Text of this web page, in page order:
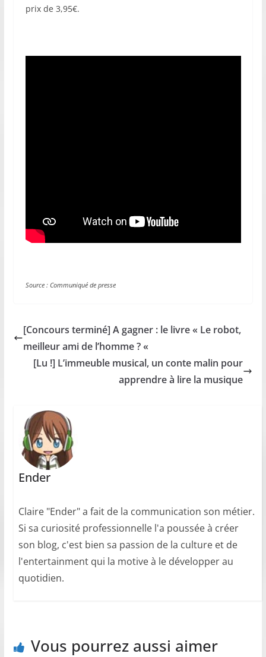
prix de 3,95€.
Source : Communiqué de presse
[Concours terminé] A gagner : le livre « Le robot,
meilleur ami de l’homme ? «
[Lu !] L’immeuble musical, un conte malin pour
apprendre à lire la musique
Ender
Claire "Ender" a fait de la communication son métier.
Si sa curiosité professionnelle l'a poussée à créer
son blog, c'est bien sa passion de la culture et de
l'entertainment qui la motive à le développer au
quotidien.
Vous pourrez aussi aimer